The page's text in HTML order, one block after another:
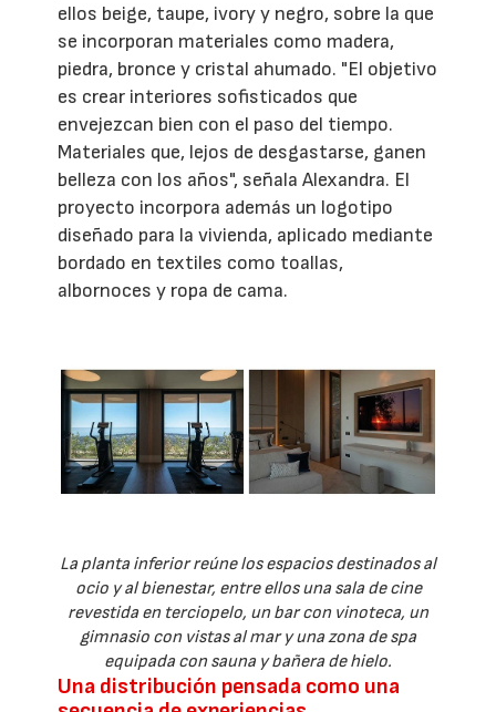
ellos beige, taupe, ivory y negro, sobre la que
se incorporan materiales como madera,
piedra, bronce y cristal ahumado. "El objetivo
es crear interiores sofisticados que
envejezcan bien con el paso del tiempo.
Materiales que, lejos de desgastarse, ganen
belleza con los años", señala Alexandra. El
proyecto incorpora además un logotipo
diseñado para la vivienda, aplicado mediante
bordado en textiles como toallas,
albornoces y ropa de cama.
La planta inferior reúne los espacios destinados al
ocio y al bienestar, entre ellos una sala de cine
revestida en terciopelo, un bar con vinoteca, un
gimnasio con vistas al mar y una zona de spa
equipada con sauna y bañera de hielo.
Una distribución pensada como una